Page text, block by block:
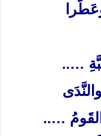
…..
…..